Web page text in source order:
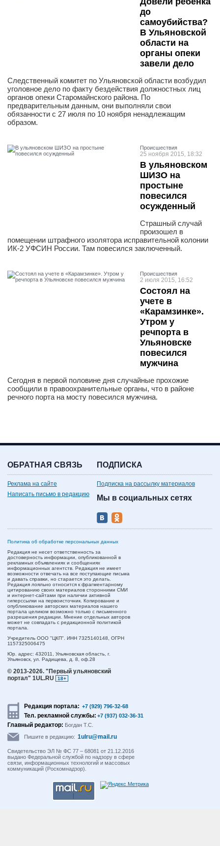
до
самоубийства?
В Ульяновской
области на
органы опеки
завели дело
Следственный комитет по Ульяновской области возбудил
уголовное дело по факту бездействия должностных лиц
органов опеки Старомайнского района. По
предварительным данным, они выполняли свои
обязанности с 27 июля по 10 ноября ненадлежащим
образом.
Проиcшествия
25 ноября 2015, 18:32
В ульяновском
ШИЗО на
простыне
повесился
осужденный
Страшный случай
произошел в
помещении штрафного изолятора исправительной колонии
ИК-2 УФСИН России. Там повесился заключенный.
Проиcшествия
2 июля 2015, 16:52
Состоял на
учете в
«Карамзинке».
Утром у
речпорта в
Ульяновске
повесился
мужчина
Сегодня в первой половине дня случайные прохожие
сообщили в правоохранительные органы, что в районе
речного порта на мосту повесился мужчина.
ОБРАТНАЯ СВЯЗЬ
Реклама на сайте
Написать письмо в редакцию
ПОДПИСКА
Подписка на рассылку материалов
Мы в социальных сетях
Политика об обработке персональных данных
Редакция не несет ответственность за
достоверность информации, опубликованной в
рекламных объявлениях и сообщениях
информационных агентств. Редакция не имеет
возможности отвечать на все поступающие письма
и давать справки, но старается это делать.
Редакция лояльно относится к фрагментарному
цитированию своих материалов сторонними СМИ
и интернет-сайтами при наличии активной
гиперссылки на первоисточник. Копирование и
опубликование авторских материалов нашего
портала целиком возможно только с письменного
разрешения редакции. Мнение отдельных авторов
может не совпадать с редакционной политикой
портала.
Учредитель ООО "ЦКП". ИНН 7325140148, ОГРН
1157325006475
Юр. адрес: 432011, Ульяновская область, г.
Ульяновск, ул. Радищева, д. 8, оф.28
© 2013-2026. "Первый ульяновский
портал" 1UL.RU
18+
Редакция портала: +7 (929) 796-32-68
Тел. рекламной службы: +7 (937) 032-36-31
Главный редактор: Богдан Т.С.
Пишите в редакцию: 1ulru@mail.ru
Свидетельство ЭЛ № ФС 77 – 68081 от 21.12.2016
выдано Федеральной службой по надзору в сфере
связи, информационных технологий и массовых
коммуникаций (Роскомнадзор).